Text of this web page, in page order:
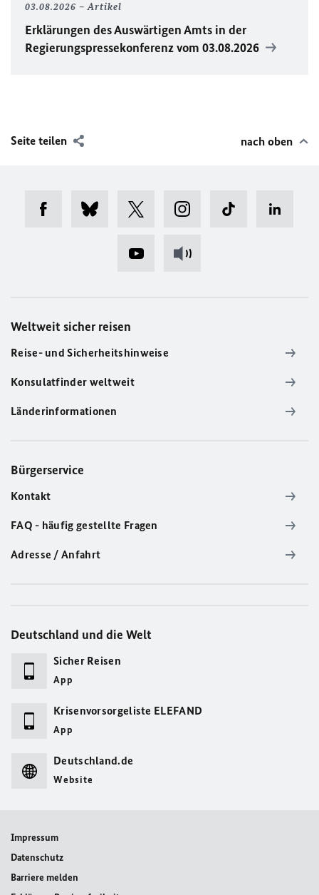
03.08.2026 Artikel
Erklärungen des Auswärtigen Amts in der
Regierungspressekonferenz vom 03.08.2026
Seite teilen nach oben
Weltweit sicher reisen
Reise- und Sicherheitshinweise
Konsulatfinder weltweit
Länderinformationen
Bürgerservice
Kontakt
FAQ - häufig gestellte Fragen
Adresse / Anfahrt
Deutschland und die Welt
Sicher Reisen
App
Krisenvorsorgeliste ELEFAND
App
Deutschland.de
Website
Impressum
Datenschutz
Barriere melden